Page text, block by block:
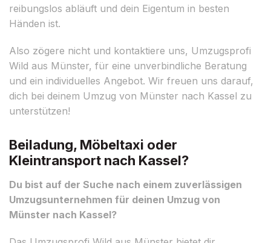
reibungslos abläuft und dein Eigentum in besten
Händen ist.
Also zögere nicht und kontaktiere uns, Umzugsprofi
Wild aus Münster, für eine unverbindliche Beratung
und ein individuelles Angebot. Wir freuen uns darauf,
dich bei deinem Umzug von Münster nach Kassel zu
unterstützen!
Beiladung, Möbeltaxi oder
Kleintransport nach Kassel?
Du bist auf der Suche nach einem zuverlässigen
Umzugsunternehmen für deinen Umzug von
Münster nach Kassel?